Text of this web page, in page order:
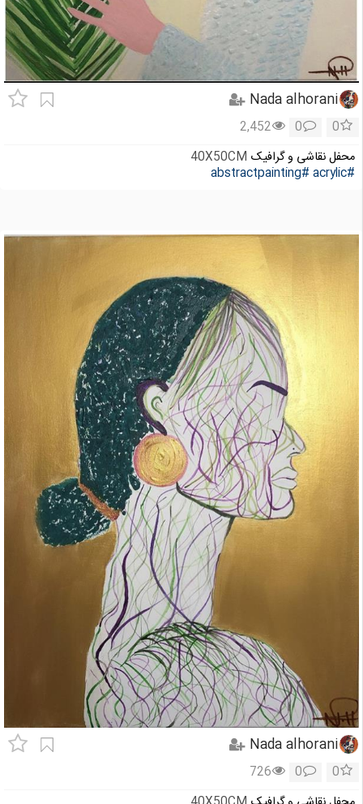
Nada alhorani
0
0
2,452
محفل نقاشی و گرافیک 40X50CM
#acrylic
#abstractpainting
Nada alhorani
0
0
726